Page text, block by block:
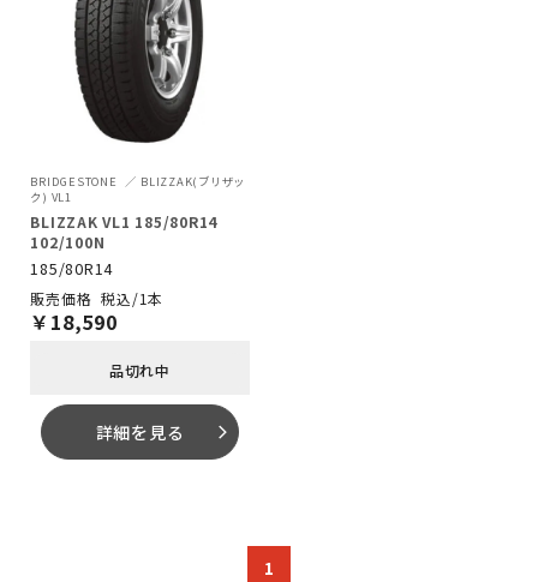
BRIDGESTONE
BLIZZAK(ブリザッ
ク) VL1
BLIZZAK VL1 185/80R14
102/100N
185/80R14
税込/1本
￥ 18,590
品切れ中
詳細を見る arrow_forward_ios
1